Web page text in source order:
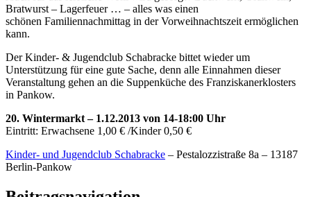
Bratwurst – Lagerfeuer … – alles was einen
schönen Familiennachmittag in der Vorweihnachtszeit ermöglichen
kann.
Der Kinder- & Jugendclub Schabracke bittet wieder um
Unterstützung für eine gute Sache, denn alle Einnahmen dieser
Veranstaltung gehen an die Suppenküche des Franziskanerklosters
in Pankow.
20. Wintermarkt – 1.12.2013 von 14-18:00 Uhr
Eintritt: Erwachsene 1,00 € /Kinder 0,50 €
Kinder- und Jugendclub Schabracke – Pestalozzistraße 8a – 13187
Berlin-Pankow